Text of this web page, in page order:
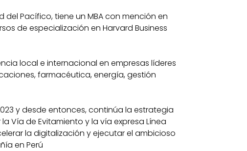
del Pacífico, tiene un MBA con mención en
de especialización en Harvard Business
local e internacional en empresas líderes
farmacéutica, energía, gestión
y desde entonces, continúa la estrategia
Vía de Evitamiento y la vía expresa Línea
la digitalización y ejecutar el ambicioso
en Perú